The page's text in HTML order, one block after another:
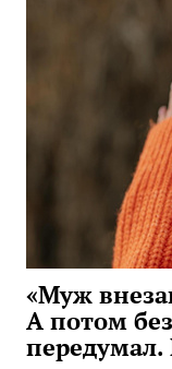
«Муж
А потом
передумал.